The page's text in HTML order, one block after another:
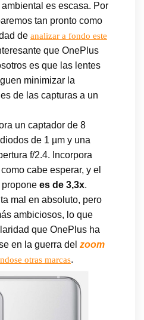
es escasa. Por
tan pronto como
de analizar a fondo este
que OnePlus
es que las lentes
minimizar la
de las capturas a un
un captador de 8
de 1 µm y una
f/2.4. Incorpora
cabe esperar, y el
es de 3,3x.
mal en absoluto, pero
ambiciosos, lo que
que OnePlus ha
en la guerra del zoom
otras marcas.